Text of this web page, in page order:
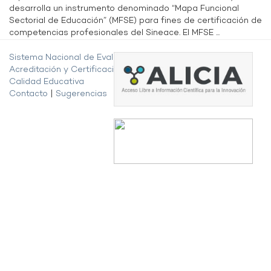
desarrolla un instrumento denominado “Mapa Funcional
Sectorial de Educación” (MFSE) para fines de certificación de
competencias profesionales del Sineace. El MFSE ...
Sistema Nacional de Evaluación,
Acreditación y Certificación de la
Calidad Educativa
Contacto
Sugerencias